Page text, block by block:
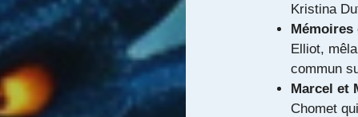
Kristina
Mémoires
Elliot,
commun
Marcel et
Chomet